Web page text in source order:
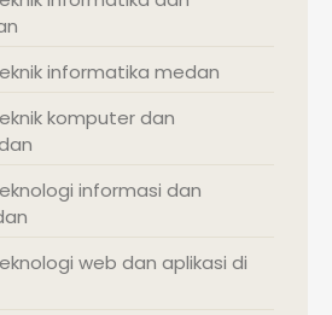
informatika medan
komputer dan
informasi dan
web dan aplikasi di